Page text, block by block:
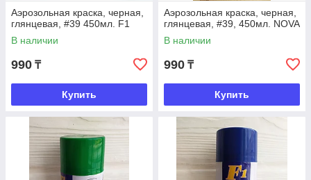
Аэрозольная краска, черная,
глянцевая, #39 450мл. F1
В наличии
990 ₸
Купить
Аэрозольная краска, черная,
глянцевая, #39, 450мл. NOVA
В наличии
990 ₸
Купить